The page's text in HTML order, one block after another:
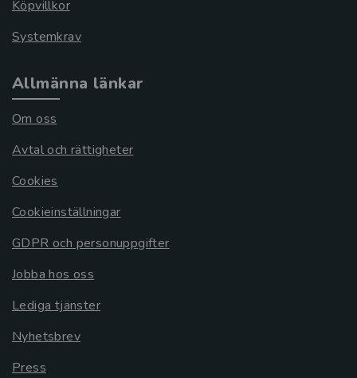
Köpvillkor
Systemkrav
Allmänna länkar
Om oss
Avtal och rättigheter
Cookies
Cookieinställningar
GDPR och personuppgifter
Jobba hos oss
Lediga tjänster
Nyhetsbrev
Press